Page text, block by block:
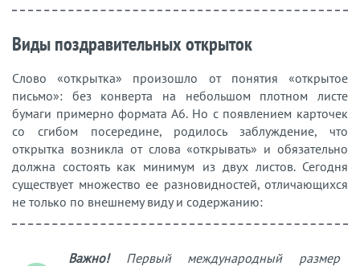
Виды поздравительных открыток
Слово «открытка» произошло от понятия «открытое
письмо»: без конверта на небольшом плотном листе
бумаги примерно формата А6. Но с появлением карточек
со сгибом посередине, родилось заблуждение, что
открытка возникла от слова «открывать» и обязательно
должна состоять как минимум из двух листов. Сегодня
существует множество ее разновидностей, отличающихся
не только по внешнему виду и содержанию:
Важно!Первый международный размер